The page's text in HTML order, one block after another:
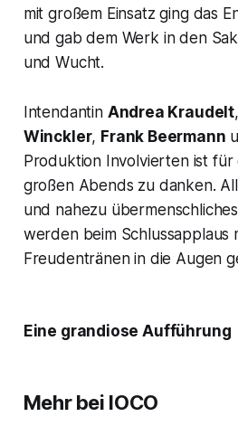
mit großem Einsatz ging das
und gab dem Werk in den
und Wucht.
Intendantin Andrea Kraudelt,
Winckler, Frank Beermann
Produktion Involvierten ist für
großen Abends zu danken.
und nahezu
werden beim Schlussapplaus
Freudentränen in die Augen
Eine grandiose Aufführung
Mehr bei IOCO